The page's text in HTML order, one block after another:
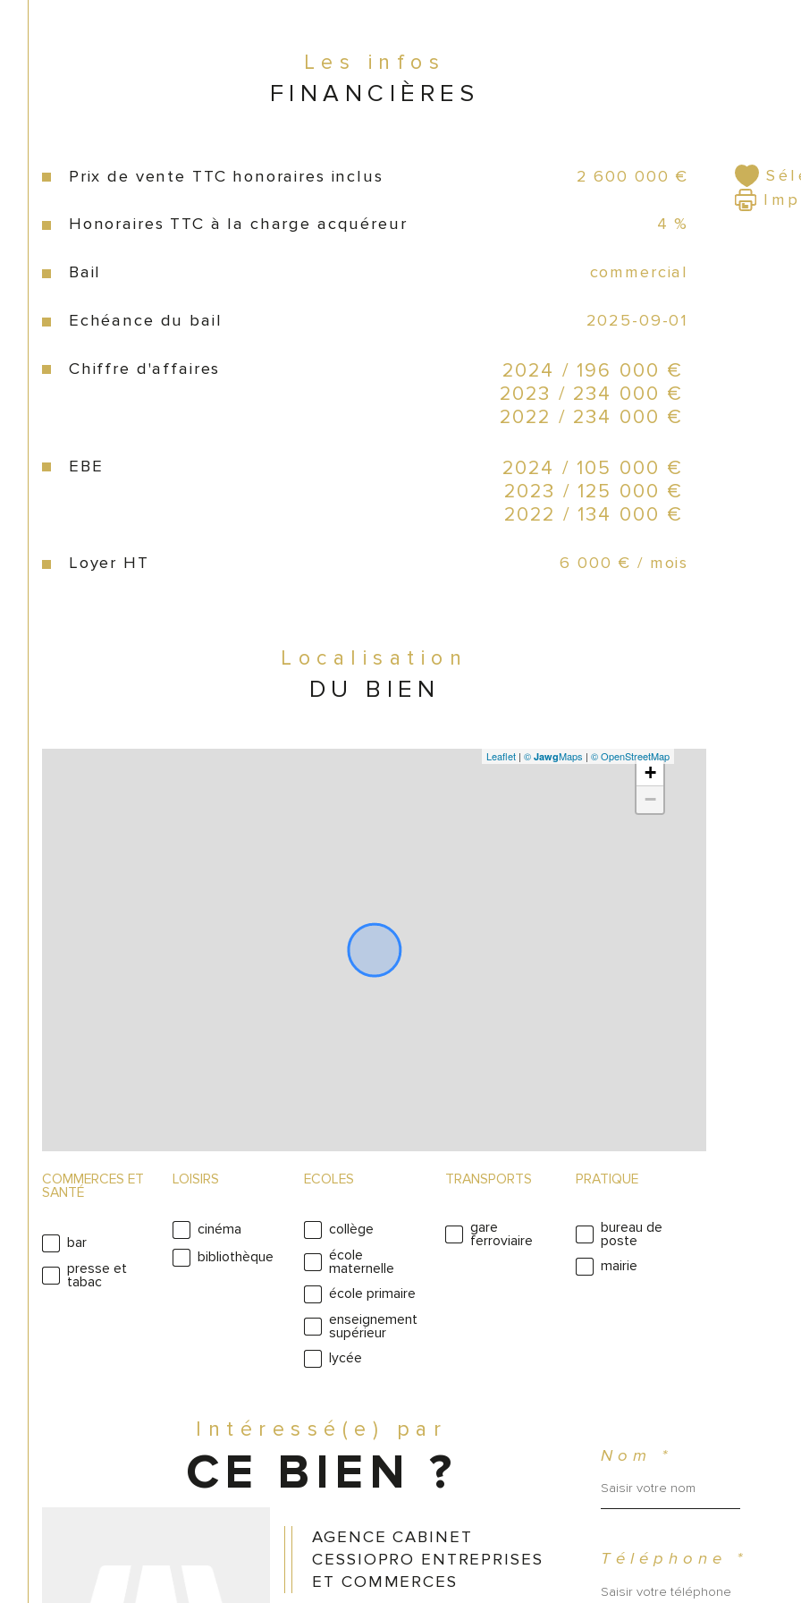
●
●
de
Les infos
FINANCIÈRES
Prix de vente TTC honoraires inclus 2 600 000 €
Honoraires TTC à la charge acquéreur 4 %
Bail commercial
Echéance du bail 2025-09-01
Chiffre d'affaires
2024 / 196 000 €
2023 / 234 000 €
2022 / 234 000 €
EBE
2024 / 105 000 €
2023 / 125 000 €
2022 / 134 000 €
Loyer HT 6 000 € / mois
Localisation
DU BIEN
+
−
Leaflet |©JawgMaps |© OpenStreetMap
COMMERCES ET
SANTÉ
bar
presse et
tabac
LOISIRS
cinéma
bibliothèque
ECOLES
collège
école
maternelle
école primaire
enseignement
supérieur
lycée
TRANSPORTS
gare
ferroviaire
PRATIQUE
bureau de
poste
mairie
Intéressé(e) par
CE BIEN ?
AGENCE CABINET
CESSIOPRO ENTREPRISES
ET COMMERCES
Nom *
Téléphone *